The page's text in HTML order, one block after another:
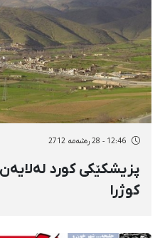
12:46 - 28 رەشەمه 2712
پزیشکێکی کورد لەلایەن
کوژرا